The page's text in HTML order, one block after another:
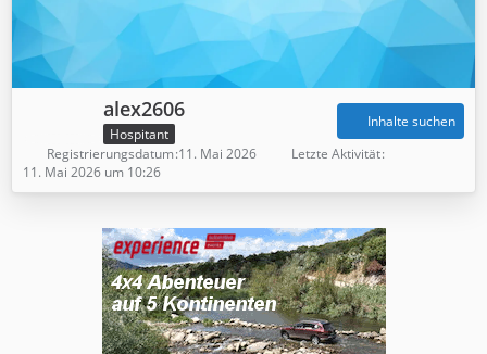
alex2606
Hospitant
Inhalte suchen
Registrierungsdatum 11. Mai 2026
Letzte Aktivität
11. Mai 2026 um 10:26